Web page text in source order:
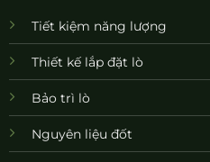
Tiết kiệm năng lượng
Thiết kế lắp đặt lò
Bảo trì lò
Nguyên liệu đốt